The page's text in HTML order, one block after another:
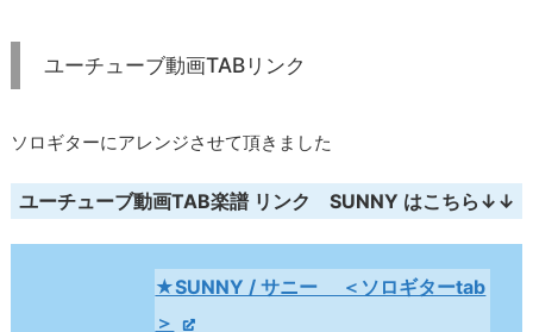
ユーチューブ動画TABリンク
ソロギターにアレンジさせて頂きました
ユーチューブ動画TAB楽譜 リンク SUNNY はこちら↓↓
★SUNNY / サニー ＜ソロギターtab
＞